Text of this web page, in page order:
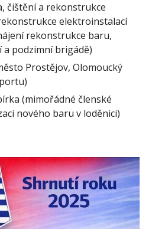
čištění a rekonstrukce
elektroinstalací
rekonstrukce baru,
a podzimní brigádě)
Prostějov, Olomoucký
(mimořádné členské
nového baru v loděnici)